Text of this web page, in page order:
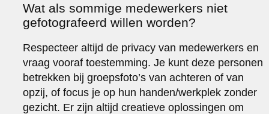
Wat als sommige medewerkers niet
gefotografeerd willen worden?
Respecteer altijd de privacy van medewerkers en
vraag vooraf toestemming. Je kunt deze personen
betrekken bij groepsfoto’s van achteren of van
opzij, of focus je op hun handen/werkplek zonder
gezicht. Er zijn altijd creatieve oplossingen om